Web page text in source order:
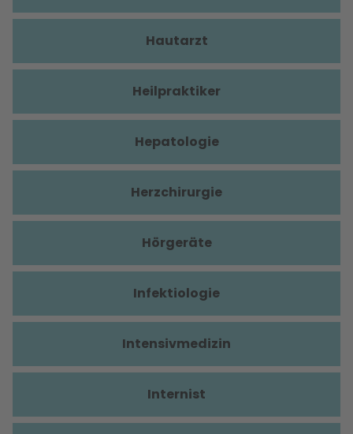
Hautarzt
Heilpraktiker
Hepatologie
Herzchirurgie
Hörgeräte
Infektiologie
Intensivmedizin
Internist